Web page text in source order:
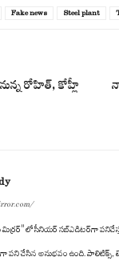
Fake news Steel plant
రోహిత్, కోహ్లీ
మిర్రర్" లో సీనియర్ సబ్‌ఎడిటర్‌గా
పని చేసిన అనుభవం ఉంది. పాలిటిక్స్‌,